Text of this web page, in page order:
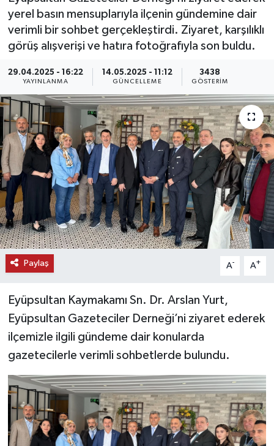
yerel basın mensuplarıyla ilçenin gündemine dair
verimli bir sohbet gerçekleştirdi. Ziyaret, karşılıklı
görüş alışverişi ve hatıra fotoğrafıyla son buldu.
29.04.2025 - 16:22
YAYINLANMA
14.05.2025 - 11:12
GÜNCELLEME
3438
GÖSTERIM
Paylaş A- A+
Eyüpsultan Kaymakamı Sn. Dr. Arslan Yurt,
Eyüpsultan Gazeteciler Derneği’ni ziyaret ederek
ilçemizle ilgili gündeme dair konularda
gazetecilerle verimli sohbetlerde bulundu.
KEMERBURGAZ
KÜLTÜR - SANAT
MAGAZİN
ÖZEL HABER
SAĞLIK
SPOR
TEKNOLOJİ
TİCARET
YAŞAM